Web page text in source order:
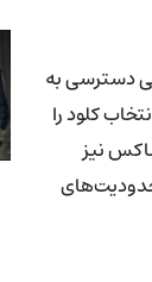
دسترسی به
کلود را
نیز